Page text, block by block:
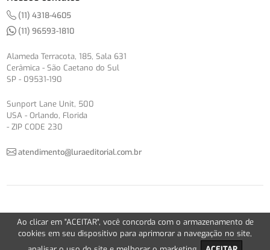
(11) 4318-4605
(11) 96593-1810
Alameda Terracota, 185, Sala 631
Cerâmica - São Caetano do Sul
SP - 09531-190
Sunport Lane Unit, 500
USA - Orlando, Florida
- ZIP CODE 230
atendimento@luraeditorial.com.br
© Copyright 2012-2026 -Política de Privacidade
Version 2.5.1
Ao clicar em "ACEITAR", você concorda com o armazenamento de
cookies em seu dispositivo para aprimorar a navegação no site,